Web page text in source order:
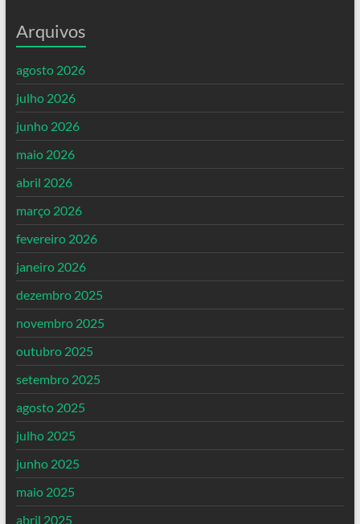
Arquivos
agosto 2026
julho 2026
junho 2026
maio 2026
abril 2026
março 2026
fevereiro 2026
janeiro 2026
dezembro 2025
novembro 2025
outubro 2025
setembro 2025
agosto 2025
julho 2025
junho 2025
maio 2025
abril 2025